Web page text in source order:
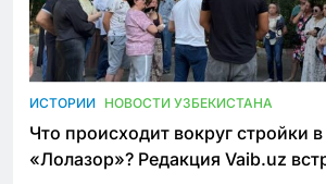
ИСТОРИИ НОВОСТИ УЗБЕКИСТАНА
Что происходит вокруг стройки
«Лолазор»? Редакция Vaib.uz